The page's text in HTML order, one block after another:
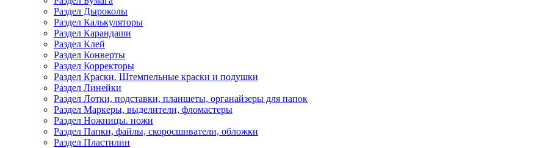
Раздел Дыроколы
Раздел Калькуляторы
Раздел Карандаши
Раздел Клей
Раздел Конверты
Раздел Корректоры
Раздел Краски. Штемпельные краски и подушки
Раздел Линейки
Раздел Лотки, подставки, планшеты, органайзеры для папок
Раздел Маркеры, выделители, фломастеры
Раздел Ножницы. ножи
Раздел Папки, файлы, скоросшиватели, обложки
Раздел Пластилин